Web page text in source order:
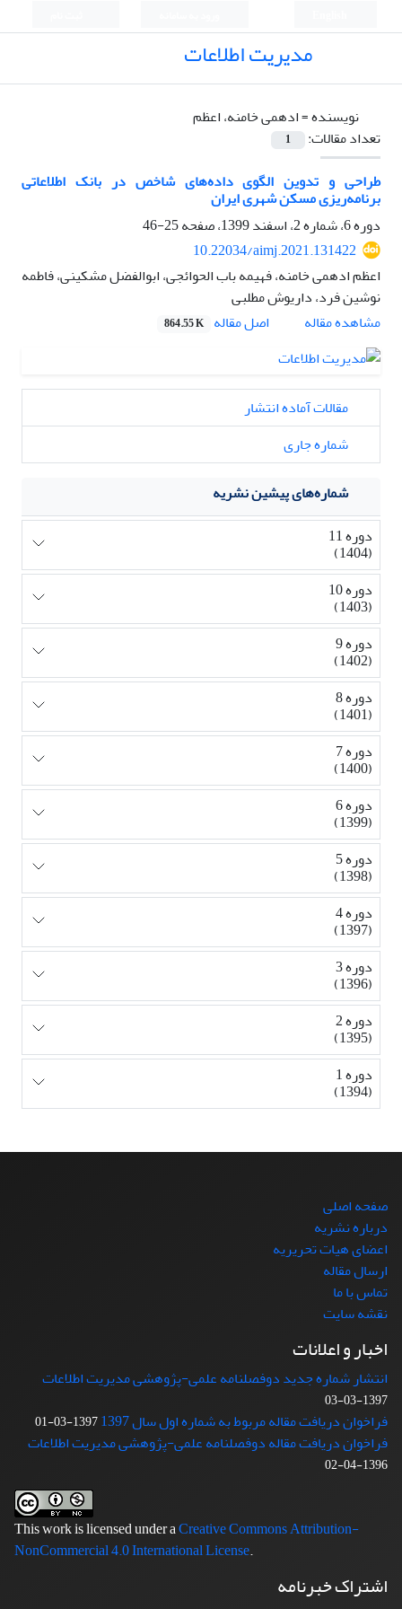
مدیریت اطلاعات
نویسنده =ادهمی خامنه، اعظم
تعداد مقالات:
1
طراحی و تدوین الگوی داده‌های شاخص در بانک اطلاعاتی
برنامه‌ریزی‌‌ مسکن شهری ایران
دوره 6، شماره 2، اسفند 1399، صفحه
25-46
10.22034/aimj.2021.131422
اعظم ادهمی خامنه، فهیمه باب الحوائجی، ابوالفضل مشکینی، فاطمه
نوشین فرد، داریوش مطلبی
مشاهده مقاله
اصل مقاله 864.55 K
مقالات آماده انتشار
شماره جاری
شماره‌های پیشین نشریه
دوره 11
(1404)
دوره 10
(1403)
دوره 9
(1402)
دوره 8
(1401)
دوره 7
(1400)
دوره 6
(1399)
دوره 5
(1398)
دوره 4
(1397)
دوره 3
(1396)
دوره 2
(1395)
دوره 1
(1394)
صفحه اصلی
درباره نشریه
اعضای هیات تحریریه
ارسال مقاله
تماس با ما
نقشه سایت
اخبار و اعلانات
انتشار شماره جدید دوفصلنامه علمی-پژوهشی مدیریت اطلاعات
1397-03-03
فراخوان دریافت مقاله مربوط به شماره اول سال 1397 1397-03-01
فراخوان دریافت مقاله دوفصلنامه علمی-پژوهشی مدیریت اطلاعات
1396-04-02
This work is licensed under aCreative Commons Attribution-
NonCommercial 4.0 International License.
اشتراک خبرنامه